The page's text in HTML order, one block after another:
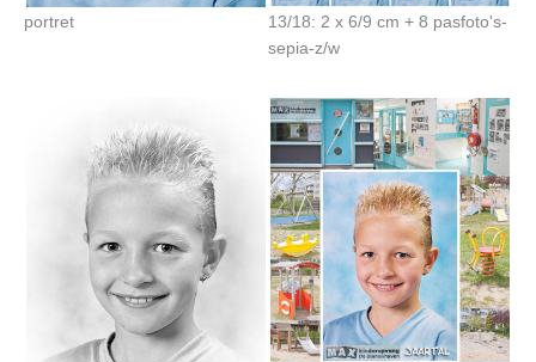
portret
13/18: 2 x 6/9 cm + 8 pasfoto's-
sepia-z/w